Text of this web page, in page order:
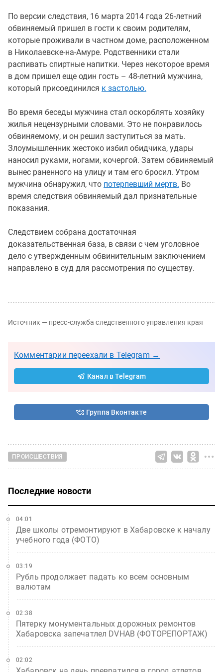
По версии следствия, 16 марта 2014 года 26-летний
обвиняемый пришел в гости к своим родителям,
которые проживали в частном доме, расположенном
в Николаевске-на-Амуре. Родственники стали
распивать спиртные напитки. Через некоторое время
в дом пришел еще один гость – 48-летний мужчина,
который присоединился к застолью.
Во время беседы мужчина стал оскорблять хозяйку
жилья нецензурными словами. Это не понравилось
обвиняемому, и он решил заступиться за мать.
Злоумышленник жестоко избил обидчика, удары
наносил руками, ногами, кочергой. Затем обвиняемый
вынес раненного на улицу и там его бросил. Утром
мужчина обнаружил, что потерпевший мертв. Во
время следствия обвиняемый дал признательные
показания.
Следствием собрана достаточная
доказательственная база, в связи с чем уголовное
дело с утвержденным обвинительным заключением
направлено в суд для рассмотрения по существу.
Источник — пресс-служба следственного управления края
Комментарии переехали в Telegram →
Канал в Telegram
Группа Вконтакте
ПРОИСШЕСТВИЯ
Последние новости
Две школы отремонтируют в Хабаровске к началу
учебного года (ФОТО)
04:01
Рубль продолжает падать ко всем основным
валютам
03:19
Пятерку монументальных дорожных ремонтов
Хабаровска запечатлел DVHAB (ФОТОРЕПОРТАЖ)
02:38
02:02